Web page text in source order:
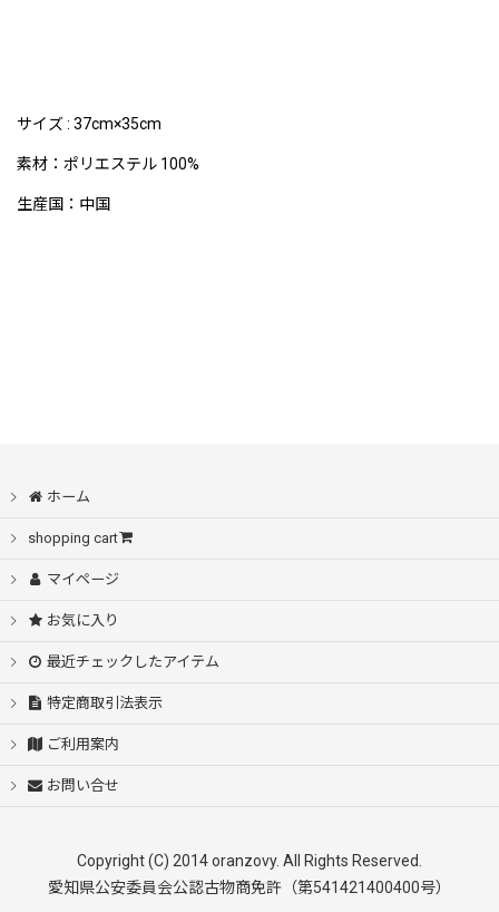
サイズ : 37cm×35cm
素材：ポリエステル 100%
生産国：中国
ホーム
shopping cart
マイページ
お気に入り
最近チェックしたアイテム
特定商取引法表示
ご利用案内
お問い合せ
Copyright (C) 2014 oranzovy. All Rights Reserved.
愛知県公安委員会公認古物商免許（第541421400400号）